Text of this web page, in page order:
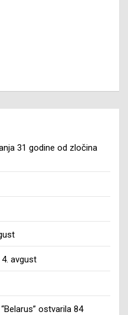
31 godine od zločina
avgust
ostvarila 84